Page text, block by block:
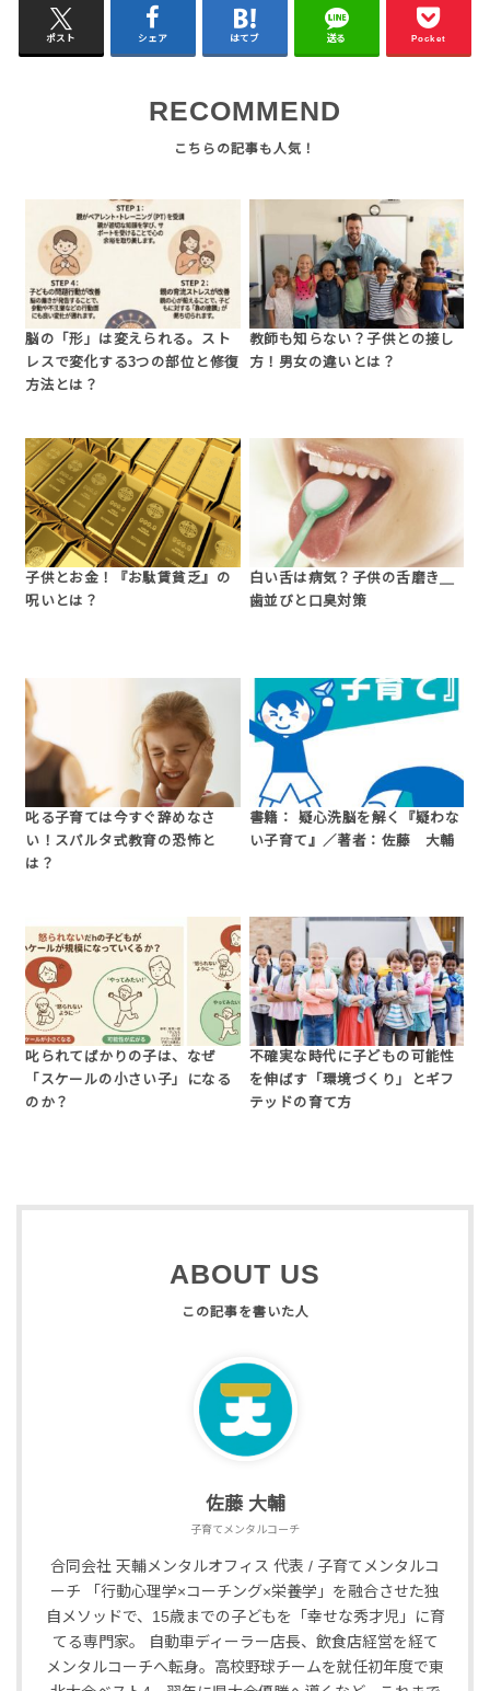
ポスト シェア はてブ 送る Pocket
RECOMMEND
脳の「形」は変えられる。スト
レスで変化する3つの部位と修復
方法とは？
教師も知らない？子供との接し
方！男女の違いとは？
子供とお金！『お駄賃貧乏』の
呪いとは？
白い舌は病気？子供の舌磨き＿
歯並びと口臭対策
叱る子育ては今すぐ辞めなさ
い！スパルタ式教育の恐怖と
は？
書籍： 疑心洗脳を解く『疑わな
い子育て』／著者：佐藤 大輔
叱られてばかりの子は、なぜ
「スケールの小さい子」になる
のか？
不確実な時代に子どもの可能性
を伸ばす「環境づくり」とギフ
テッドの育て方
ABOUT US
佐藤 大輔
子育てメンタルコーチ
合同会社 天輔メンタルオフィス 代表 / 子育てメンタルコ
ーチ 「行動心理学×コーチング×栄養学」を融合させた独
自メソッドで、15歳までの子どもを「幸せな秀才児」に育
てる専門家。 自動車ディーラー店長、飲食店経営を経て
メンタルコーチへ転身。高校野球チームを就任初年度で東